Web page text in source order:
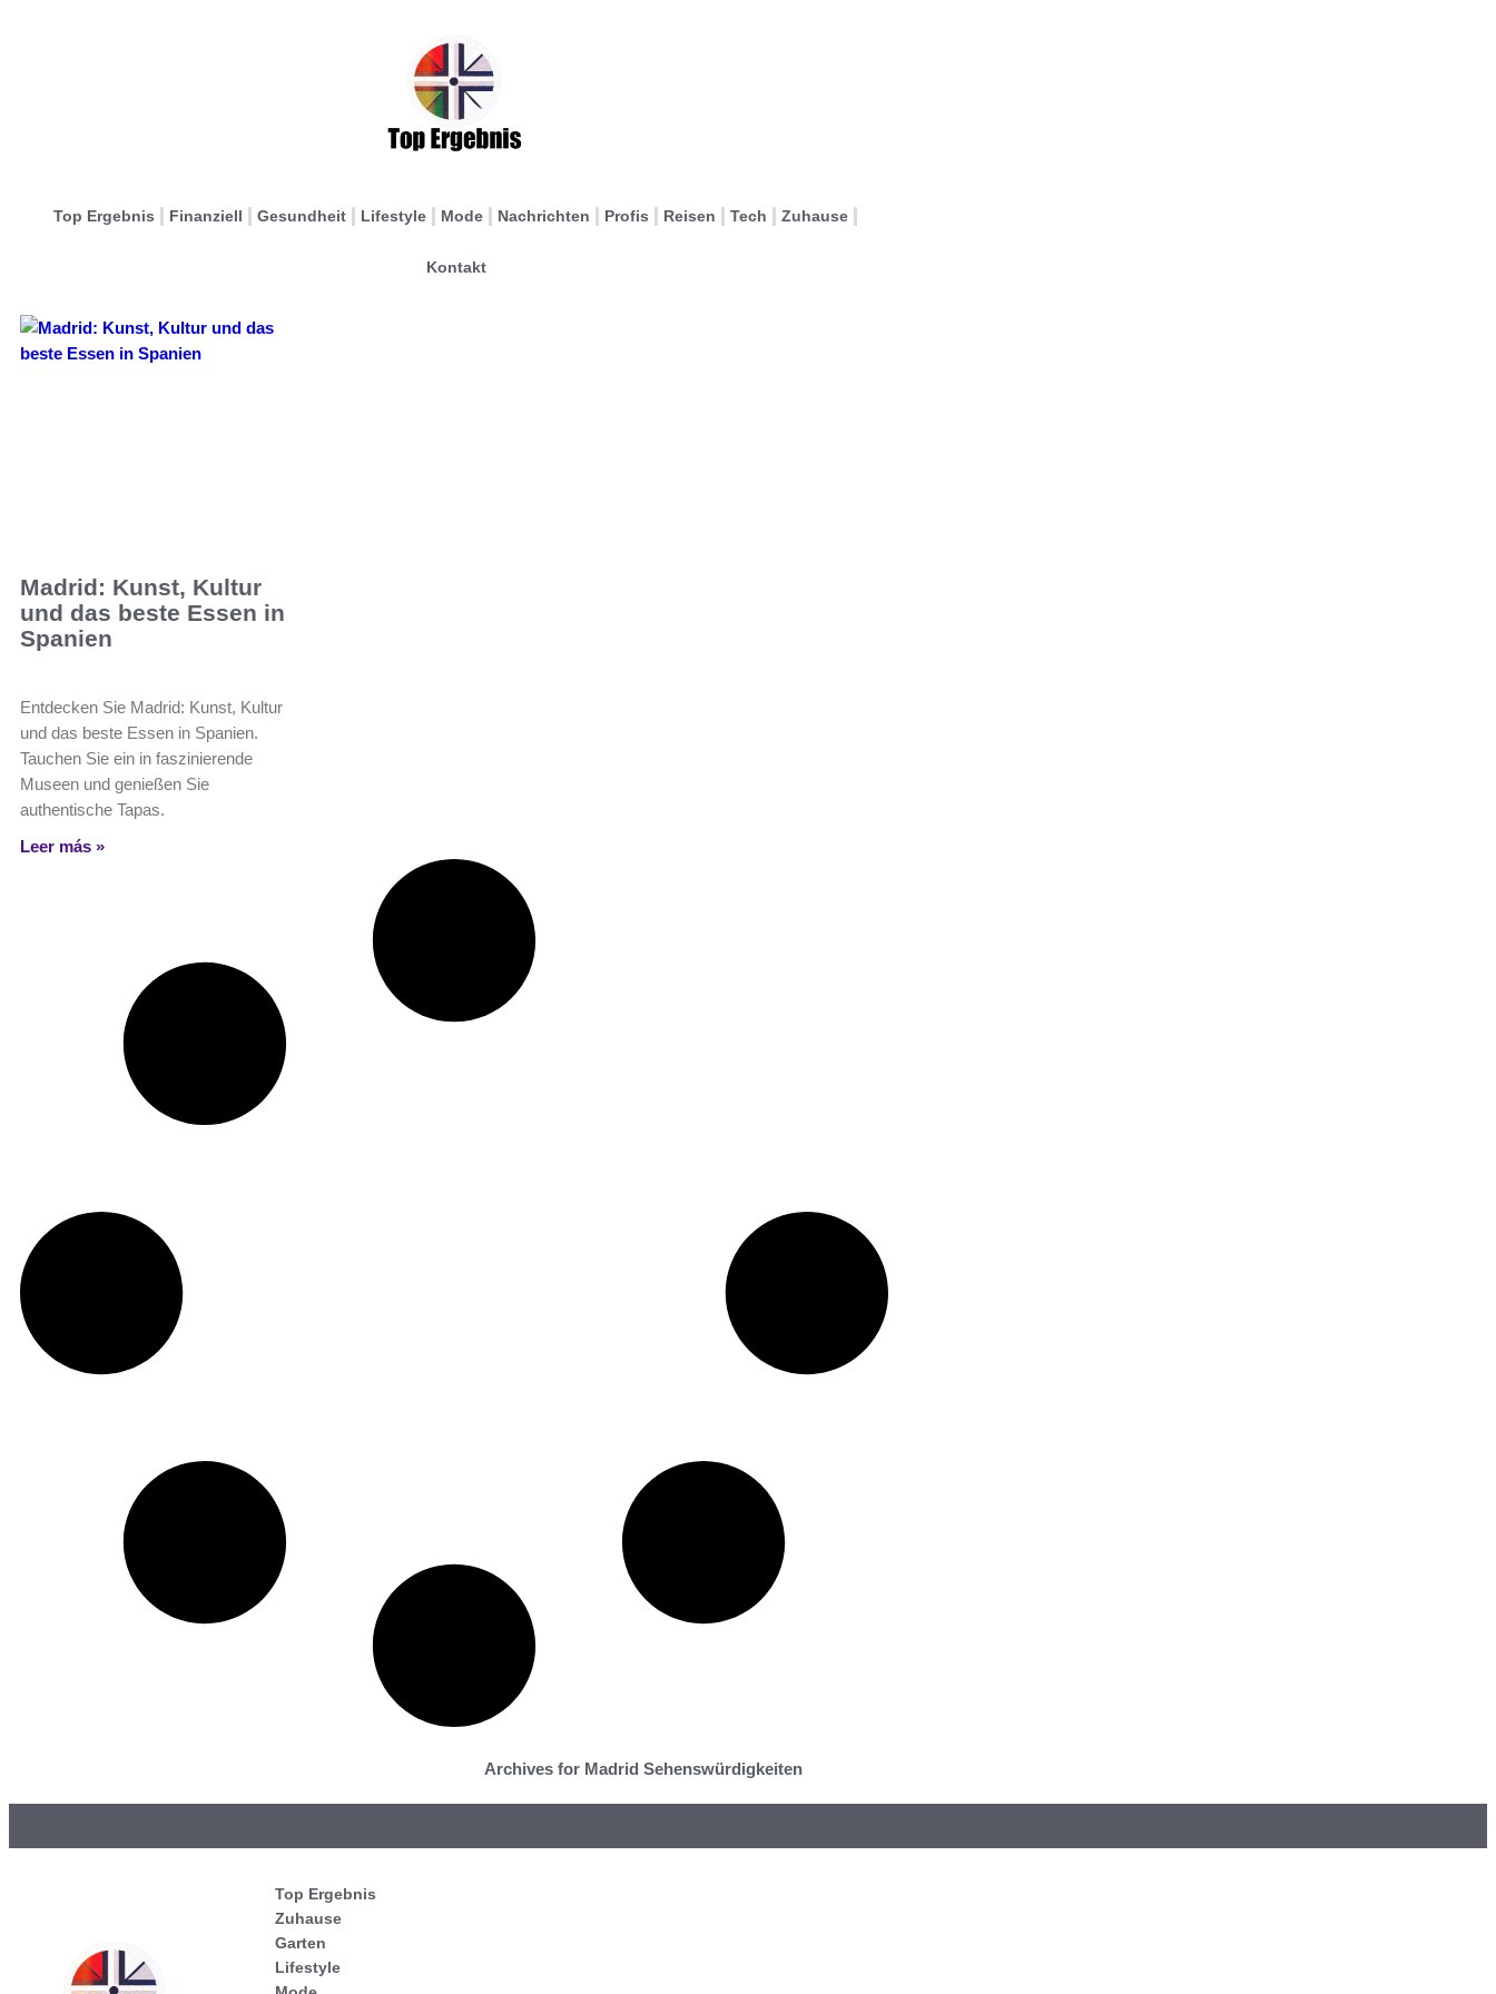
Top Ergebnis Finanziell Gesundheit Lifestyle Mode Nachrichten Profis Reisen Tech Zuhause
Kontakt
Madrid: Kunst, Kultur
und das beste Essen in
Spanien
Entdecken Sie Madrid: Kunst, Kultur
und das beste Essen in Spanien.
Tauchen Sie ein in faszinierende
Museen und genießen Sie
authentische Tapas.
Leer más »
Archives for Madrid Sehenswürdigkeiten
Top Ergebnis
Zuhause
Garten
Lifestyle